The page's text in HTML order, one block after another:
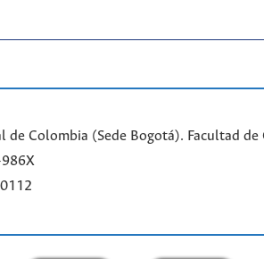
de Colombia (Sede Bogotá). Facultad de
986X